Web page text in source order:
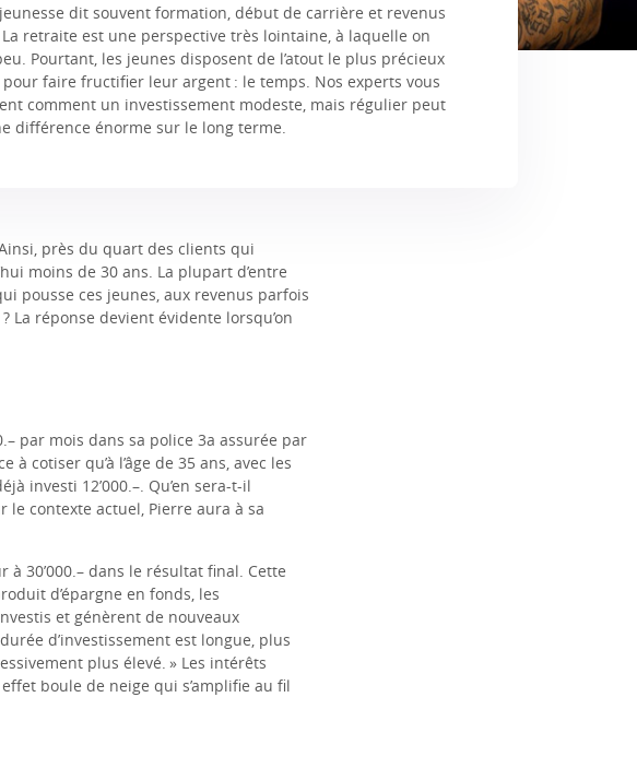
dit souvent formation, début de carrière et revenus
retraite est une perspective très lointaine, à laquelle on
Pourtant, les jeunes disposent de l’atout le plus précieux
faire fructifier leur argent : le temps. Nos experts vous
comment un investissement modeste, mais régulier peut
différence énorme sur le long terme.
près du quart des clients qui
moins de 30 ans. La plupart d’entre
pousse ces jeunes, aux revenus parfois
réponse devient évidente lorsqu’on
par mois dans sa police 3a assurée par
cotiser qu’à l’âge de 35 ans, avec les
investi 12’000.–. Qu’en sera-t-il
le contexte actuel, Pierre aura à sa
à 30’000.– dans le résultat final. Cette
d’épargne en fonds, les
et génèrent de nouveaux
d’investissement est longue, plus
plus élevé. » Les intérêts
boule de neige qui s’amplifie au fil